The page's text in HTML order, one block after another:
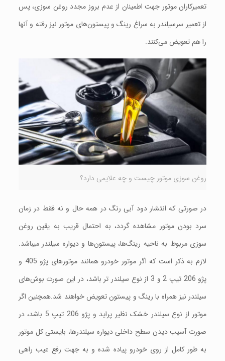
تعمیرکاران موتور جهت اطمینان از عدم بروز مجدد روغن سوزی، پس
از تعمیر سرسیلندر به سراغ رینگ و پیستون‌های موتور نیز رفته و آنها
را هم تعویض می‌کنند.
روغن سوزی موتور چیست و چه علایمی دارد؟
در صورتی که انتشار دود آبی رنگ در همه حال و نه فقط در زمان
سرد بودن موتور مشاهده گردد، به احتمال قریب به یقین روغن
سوزی مربوط به ناحیه رینگ‌ها، پیستون‌ها و دیواره سیلندر میباشد.
لازم به ذکر است که اگر موتور خودرو همانند موتورهای پژو 405 و
پژو 206 تیپ 2 و 3 از نوع سیلندر تر باشد، در این صورت بوش‌های
سیلندر نیز همراه با رینگ و پیستون تعویض خواهند شد.همچنین اگر
موتور از نوع سیلندر خشک نظیر پراید و پژو 206 تیپ 5 باشد، در
صورت آسیب دیدن سطح داخلی دیواره سیلندرها، بایستی کل موتور
به طور کامل از روی خودرو پیاده شده و به جهت رفع عیب راهی